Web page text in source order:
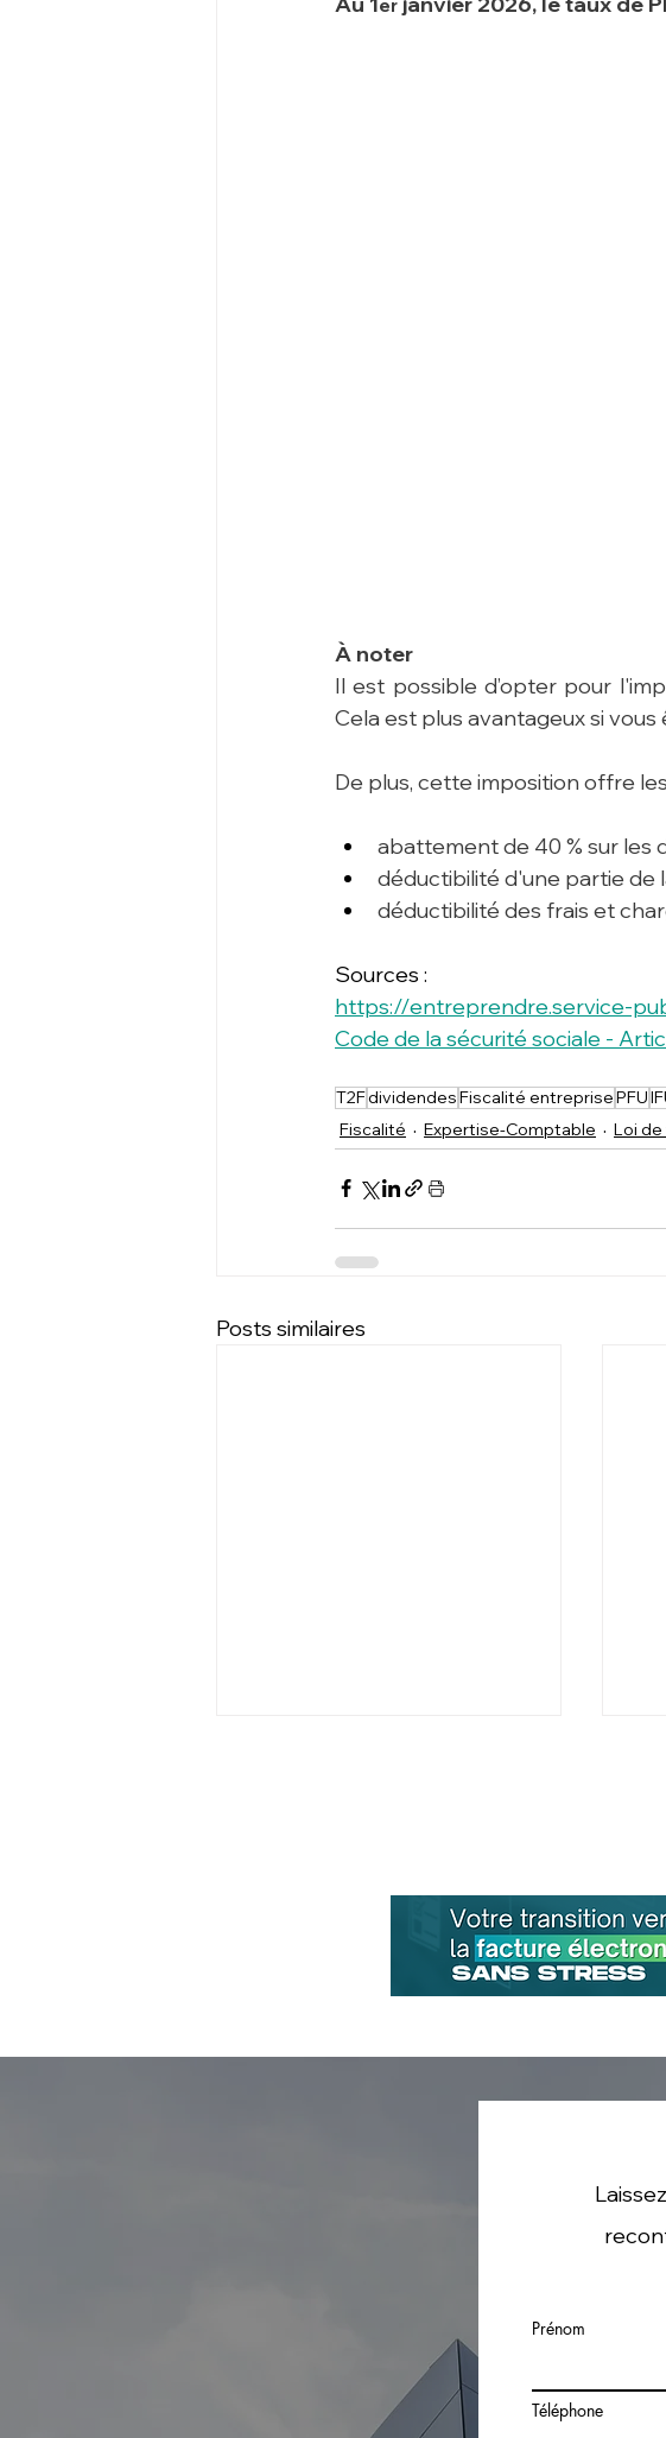
er
À noter
Il est possible d’opter pour
Cela est plus avantageux si vous
De plus, cette imposition offre
abattement de 40 % sur les
déductibilité d'une partie de
déductibilité des frais et
Sources :
https://entreprendre.service-
Code de la sécurité sociale -
T2FdividendesFiscalité entreprisePFU
Fiscalité
Expertise-Comptable Loi
Posts similaires
définitivement adopté :
Quels impacts fiscaux et
ménages et les entreprises
Prénom
Téléphone